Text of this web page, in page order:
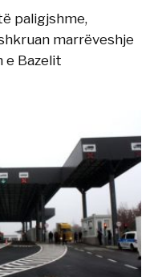
paligjshme,
marrëveshje
e Bazelit